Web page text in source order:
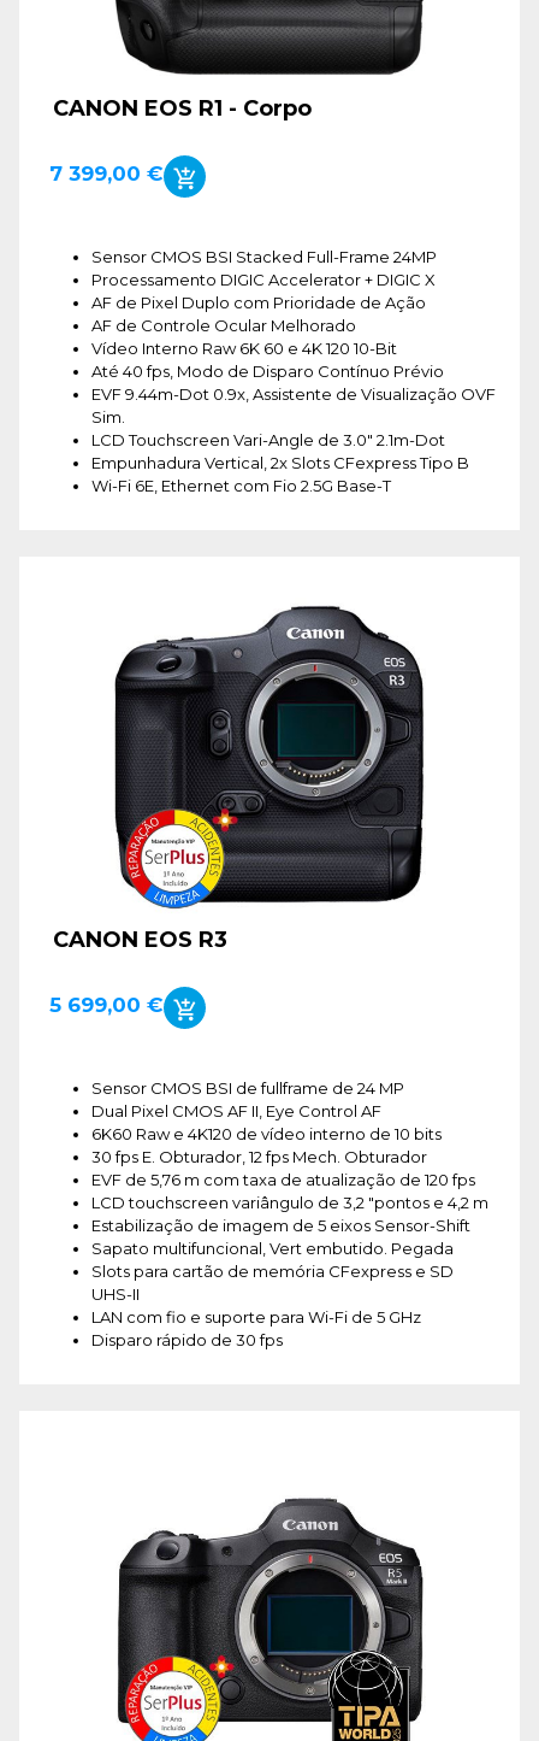
CANON EOS R1 - Corpo
7 399,00 €
Sensor CMOS BSI Stacked Full-Frame 24MP
Processamento DIGIC Accelerator + DIGIC X
AF de Pixel Duplo com Prioridade de Ação
AF de Controle Ocular Melhorado
Vídeo Interno Raw 6K 60 e 4K 120 10-Bit
Até 40 fps, Modo de Disparo Contínuo Prévio
EVF 9.44m-Dot 0.9x, Assistente de Visualização OVF
Sim.
LCD Touchscreen Vari-Angle de 3.0" 2.1m-Dot
Empunhadura Vertical, 2x Slots CFexpress Tipo B
Wi-Fi 6E, Ethernet com Fio 2.5G Base-T
CANON EOS R3
5 699,00 €
Sensor CMOS BSI de fullframe de 24 MP
Dual Pixel CMOS AF II, Eye Control AF
6K60 Raw e 4K120 de vídeo interno de 10 bits
30 fps E. Obturador, 12 fps Mech. Obturador
EVF de 5,76 m com taxa de atualização de 120 fps
LCD touchscreen variângulo de 3,2 "pontos e 4,2 m
Estabilização de imagem de 5 eixos Sensor-Shift
Sapato multifuncional, Vert embutido. Pegada
Slots para cartão de memória CFexpress e SD
UHS-II
LAN com fio e suporte para Wi-Fi de 5 GHz
Disparo rápido de 30 fps